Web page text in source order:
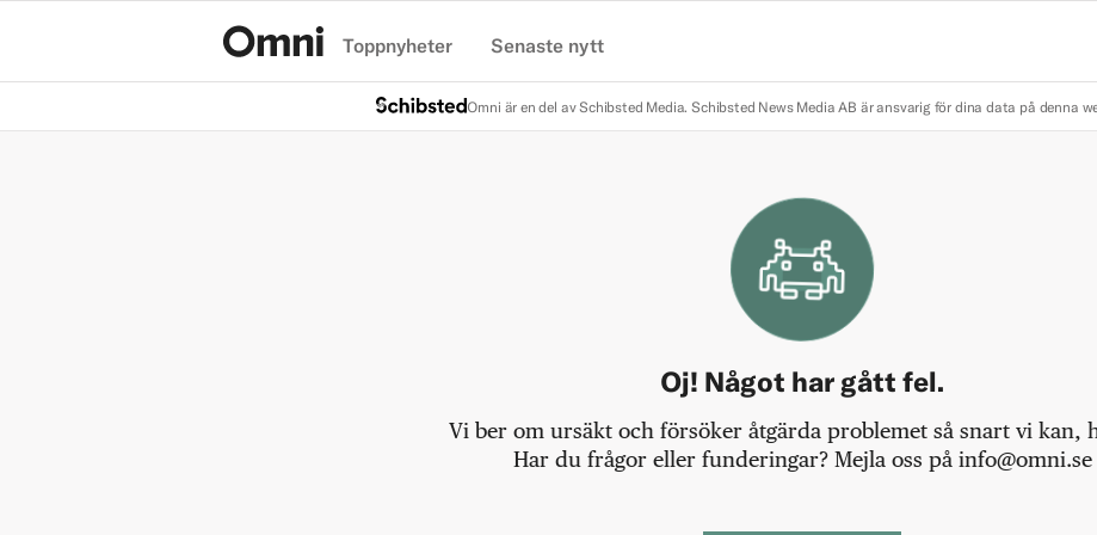
Toppnyheter Senaste nytt
Omni är en del av Schibsted Media. Schibsted News Media AB är ansvarig för dina data på denna
Oj! Något har gått fel.
Vi ber om ursäkt och försöker åtgärda problemet så snart vi kan,
Har du frågor eller funderingar? Mejla oss på info@omni.se